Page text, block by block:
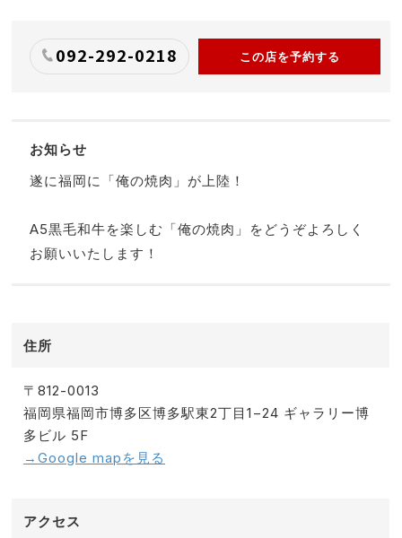
092-292-0218 この店を予約する
お知らせ
遂に福岡に「俺の焼肉」が上陸！
A5黒毛和牛を楽しむ「俺の焼肉」をどうぞよろしく
お願いいたします！
住所
〒812-0013
福岡県福岡市博多区博多駅東2丁目1−24 ギャラリー博
多ビル 5F
→Google mapを見る
アクセス